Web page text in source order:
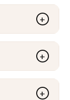
+
+
+